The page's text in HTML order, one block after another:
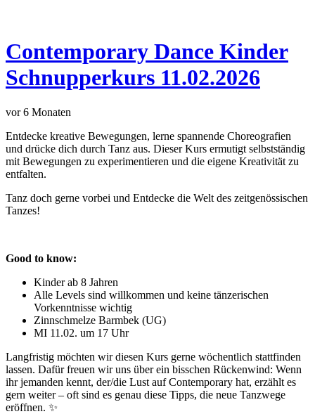
Contemporary Dance Kinder
Schnupperkurs 11.02.2026
vor 6 Monaten
Entdecke kreative Bewegungen, lerne spannende Choreografien
und drücke dich durch Tanz aus. Dieser Kurs ermutigt selbstständig
mit Bewegungen zu experimentieren und die eigene Kreativität zu
entfalten.
Tanz doch gerne vorbei und Entdecke die Welt des zeitgenössischen
Tanzes!
Good to know:
Kinder ab 8 Jahren
Alle Levels sind willkommen und keine tänzerischen
Vorkenntnisse wichtig
Zinnschmelze Barmbek (UG)
MI 11.02. um 17 Uhr
Langfristig möchten wir diesen Kurs gerne wöchentlich stattfinden
lassen. Dafür freuen wir uns über ein bisschen Rückenwind: Wenn
ihr jemanden kennt, der/die Lust auf Contemporary hat, erzählt es
gern weiter – oft sind es genau diese Tipps, die neue Tanzwege
eröffnen. ✨